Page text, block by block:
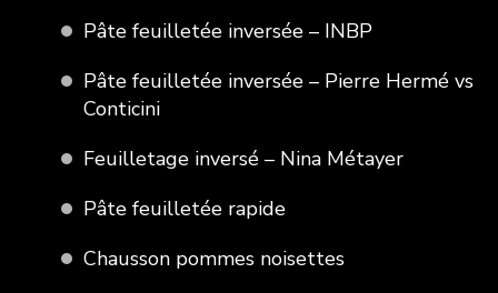
Pâte feuilletée inversée – INBP
Pâte feuilletée inversée – Pierre Hermé vs
Conticini
Feuilletage inversé – Nina Métayer
Pâte feuilletée rapide
Chausson pommes noisettes